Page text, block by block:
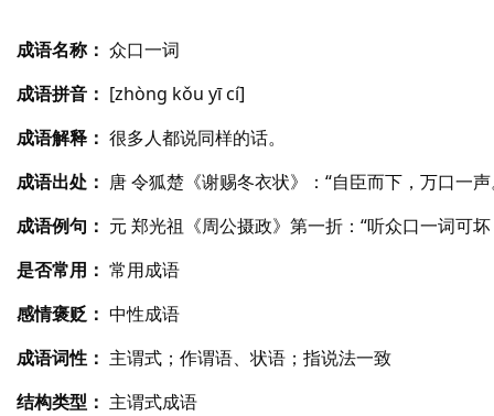
成语名称： 众口一词
成语拼音： [zhòng kǒu yī cí]
成语解释： 很多人都说同样的话。
成语出处： 唐 令狐楚《谢赐冬衣状》：“自臣而下，万口一声
成语例句： 元 郑光祖《周公摄政》第一折：“听众口一词可
是否常用： 常用成语
感情褒贬： 中性成语
成语词性： 主谓式；作谓语、状语；指说法一致
结构类型： 主谓式成语